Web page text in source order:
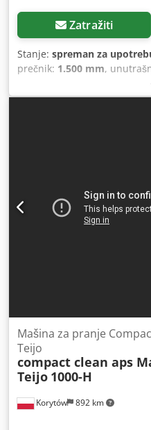
Zatražiti
Stanje: spreman za
prečnik: 1.500 mm,
,
bar, Prodajem prskalicu
Clean. Kompletno izrađena
otpornim na jaku hemiju.
Nosivost 800 kg. Video
Moguća dostava na teritoriji
Korytów 892 km
Mašina za pranje
Teijo
compact clean aps
Teijo 1000-H